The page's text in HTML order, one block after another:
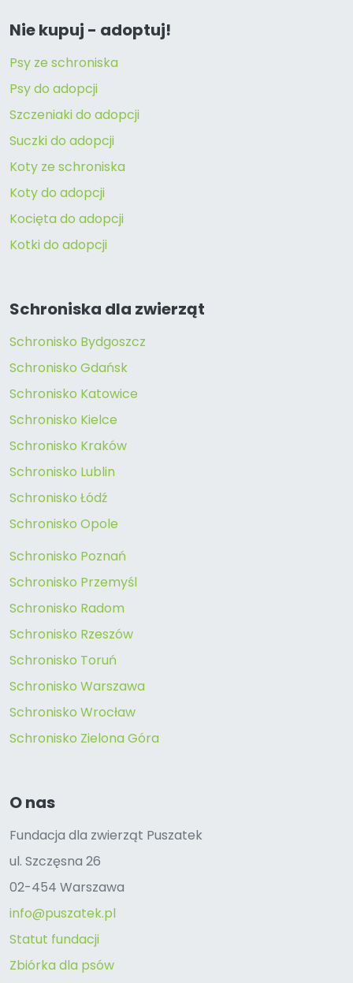
Nie kupuj - adoptuj!
Psy ze schroniska
Psy do adopcji
Szczeniaki do adopcji
Suczki do adopcji
Koty ze schroniska
Koty do adopcji
Kocięta do adopcji
Kotki do adopcji
Schroniska dla zwierząt
Schronisko Bydgoszcz
Schronisko Gdańsk
Schronisko Katowice
Schronisko Kielce
Schronisko Kraków
Schronisko Lublin
Schronisko Łódź
Schronisko Opole
Schronisko Poznań
Schronisko Przemyśl
Schronisko Radom
Schronisko Rzeszów
Schronisko Toruń
Schronisko Warszawa
Schronisko Wrocław
Schronisko Zielona Góra
O nas
Fundacja dla zwierząt Puszatek
ul. Szczęsna 26
02-454 Warszawa
info@puszatek.pl
Statut fundacji
Zbiórka dla psów